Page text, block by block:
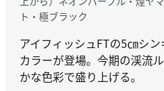
ト・極ブラック
アイフィッシュFTの5㎝シ
カラーが登場。今期の渓流
かな色彩で盛り上げる。